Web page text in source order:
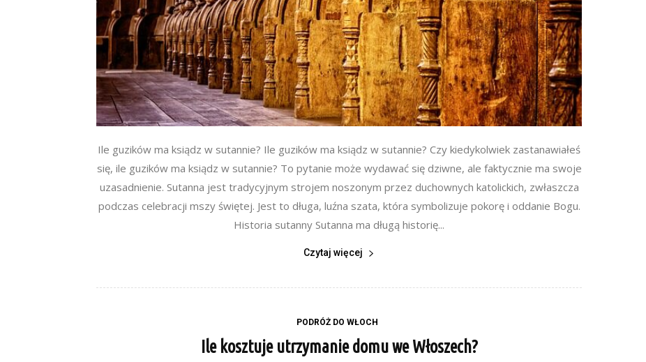
Ile guzików ma ksiądz w sutannie? Ile guzików ma ksiądz w sutannie? Czy kiedykolwiek zastanawiałeś
się, ile guzików ma ksiądz w sutannie? To pytanie może wydawać się dziwne, ale faktycznie ma swoje
uzasadnienie. Sutanna jest tradycyjnym strojem noszonym przez duchownych katolickich, zwłaszcza
podczas celebracji mszy świętej. Jest to długa, luźna szata, która symbolizuje pokorę i oddanie Bogu.
Historia sutanny Sutanna ma długą historię...
Czytaj więcej
PODRÓŻ DO WŁOCH
Ile kosztuje utrzymanie domu we Włoszech?